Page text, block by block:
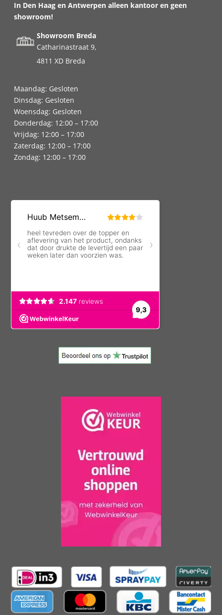
In Den Haag en Antwerpen alleen kantoor en geen
showroom!
Showroom Breda
Catharinastraat 9,
4811 XD Breda
Maandag: Gesloten
Dinsdag: Gesloten
Woensdag: Gesloten
Donderdag: 12:00 – 17:00
Vrijdag: 12:00 – 17:00
Zaterdag: 12:00 – 17:00
Zondag: 12:00 – 17:00